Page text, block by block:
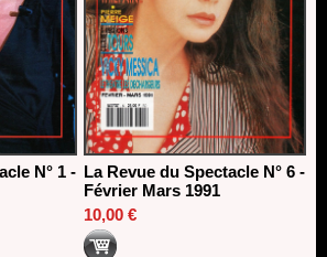
N° 1 - La Revue du Spectacle N° 6 -
Février Mars 1991
10,00 €